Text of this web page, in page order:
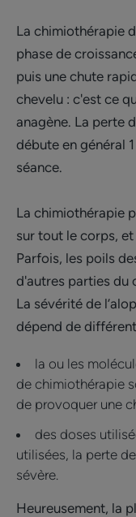
La chimiothérapie
phase de
puis une chute
chevelu : c'est ce
anagène. La perte
débute en général
séance.
La chimiothérapie
sur tout le corps,
Parfois, les poils
d'autres parties du
La sévérité de
dépend de
la ou les
de chimiothérapie
de provoquer une
des doses
utilisées, la perte
sévère.
Heureusement, la